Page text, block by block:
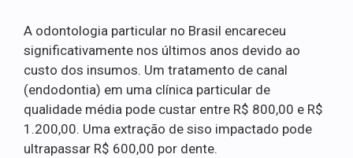
A odontologia particular no Brasil encareceu
significativamente nos últimos anos devido ao
custo dos insumos. Um tratamento de canal
(endodontia) em uma clínica particular de
qualidade média pode custar entre R$ 800,00 e R$
1.200,00. Uma extração de siso impactado pode
ultrapassar R$ 600,00 por dente.